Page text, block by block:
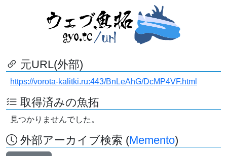
元URL(外部)
https://vorota-kalitki.ru:443/BnLeAhG/DcMP4VF.html
取得済みの魚拓
見つかりませんでした。
外部アーカイブ検索 (Memento)